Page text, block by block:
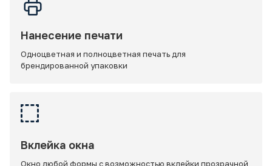
Нанесение печати
Одноцветная и полноцветная печать для
брендированной упаковки
Вклейка окна
Окно любой формы с возможностью вклейки прозрачной